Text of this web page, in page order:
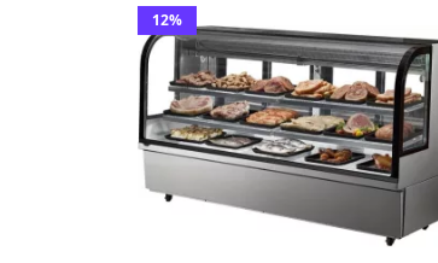
12%